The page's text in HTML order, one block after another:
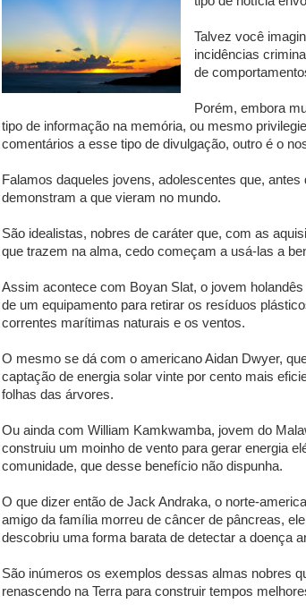
Talvez você
incidências
de
Porém, embora
tipo de informação na memória, ou mesmo
comentários a esse tipo de divulgação, outro é o
Falamos daqueles jovens, adolescentes que,
demonstram a que vieram no mundo.
São idealistas, nobres de caráter que, com as
que trazem na alma, cedo começam a usá-las a
Assim acontece com Boyan Slat, o jovem
de um equipamento para retirar os resíduos
correntes marítimas naturais e os ventos.
O mesmo se dá com o americano Aidan Dwyer,
captação de energia solar vinte por cento mais
folhas das árvores.
Ou ainda com William Kamkwamba, jovem do
construiu um moinho de vento para gerar energia
comunidade, que desse benefício não dispunha.
O que dizer então de Jack Andraka, o norte-
amigo da família morreu de câncer de pâncreas,
descobriu uma forma barata de detectar a doença
São inúmeros os exemplos dessas almas nobres
renascendo na Terra para construir tempos